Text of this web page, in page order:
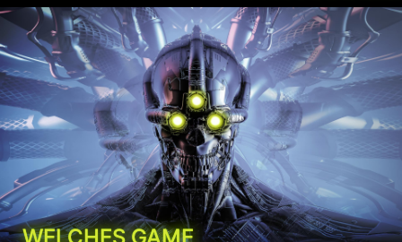
WELCHES GAME
IST DEIN FAVORIT?